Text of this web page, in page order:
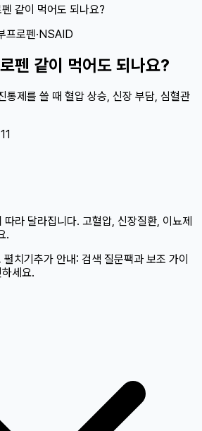
같이 먹어도 되나요?
프로펜·NSAID
펜 같이 먹어도 되나요?
제를 쓸 때 혈압 상승, 신장 부담, 심혈관
라 달라집니다. 고혈압, 신장질환, 이뇨제
.
펼치기추가 안내: 검색 질문팩과 보조 가이
세요.